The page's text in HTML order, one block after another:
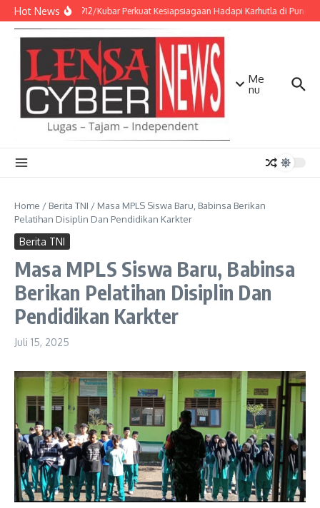
Lewati ke konten
Hot NewsKodim 0912/Kubar Perkuat Kesiapsiagaan Hadapi Karhutla di Puncak
Me
nu
Home / Berita TNI / Masa MPLS Siswa Baru, Babinsa Berikan
Pelatihan Disiplin Dan Pendidikan Karkter
Berita TNI
Masa MPLS Siswa Baru, Babinsa
Berikan Pelatihan Disiplin Dan
Pendidikan Karkter
Juli 15, 2025